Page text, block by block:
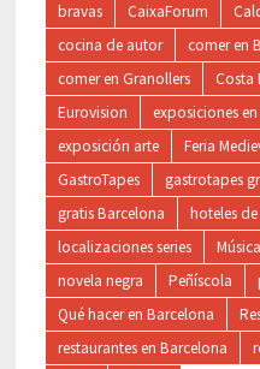
bravas CaixaForum
cocina de autor
comer en
comer en Granollers
Costa
Eurovision
exposiciones
exposición arte
Feria
GastroTapes
gastrotapes
gratis Barcelona
hoteles
localizaciones series
Música
novela negra
Peñíscola
Qué hacer en Barcelona
restaurantes en Barcelona